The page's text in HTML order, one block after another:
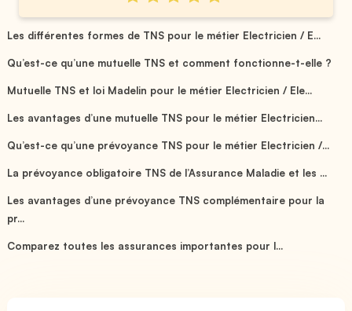
Les différentes formes de TNS pour le métier Electricien / E...
Qu’est-ce qu’une mutuelle TNS et comment fonctionne-t-elle ?
Mutuelle TNS et loi Madelin pour le métier Electricien / Ele...
Les avantages d’une mutuelle TNS pour le métier Electricien...
Qu’est-ce qu’une prévoyance TNS pour le métier Electricien /...
La prévoyance obligatoire TNS de l’Assurance Maladie et les ...
Les avantages d’une prévoyance TNS complémentaire pour la
pr...
Comparez toutes les assurances importantes pour l...